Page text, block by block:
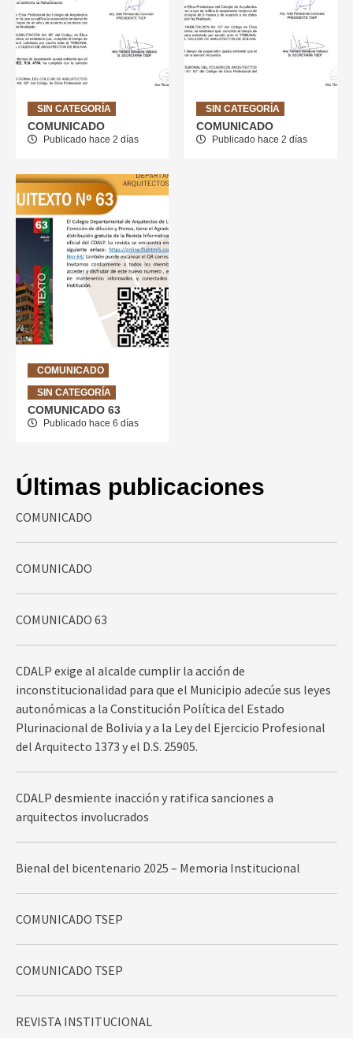
SIN CATEGORÍA
COMUNICADO
Publicado hace 2 días
SIN CATEGORÍA
COMUNICADO
Publicado hace 2 días
COMUNICADO
SIN CATEGORÍA
COMUNICADO 63
Publicado hace 6 días
Últimas publicaciones
COMUNICADO
COMUNICADO
COMUNICADO 63
CDALP exige al alcalde cumplir la acción de
inconstitucionalidad para que el Municipio adecúe sus leyes
autonómicas a la Constitución Política del Estado
Plurinacional de Bolivia y a la Ley del Ejercicio Profesional
del Arquitecto 1373 y el D.S. 25905.
CDALP desmiente inacción y ratifica sanciones a
arquitectos involucrados
Bienal del bicentenario 2025 – Memoria Institucional
COMUNICADO TSEP
COMUNICADO TSEP
REVISTA INSTITUCIONAL